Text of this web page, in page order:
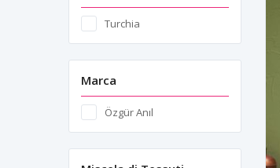
Turchia
Marca
Özgür Anıl